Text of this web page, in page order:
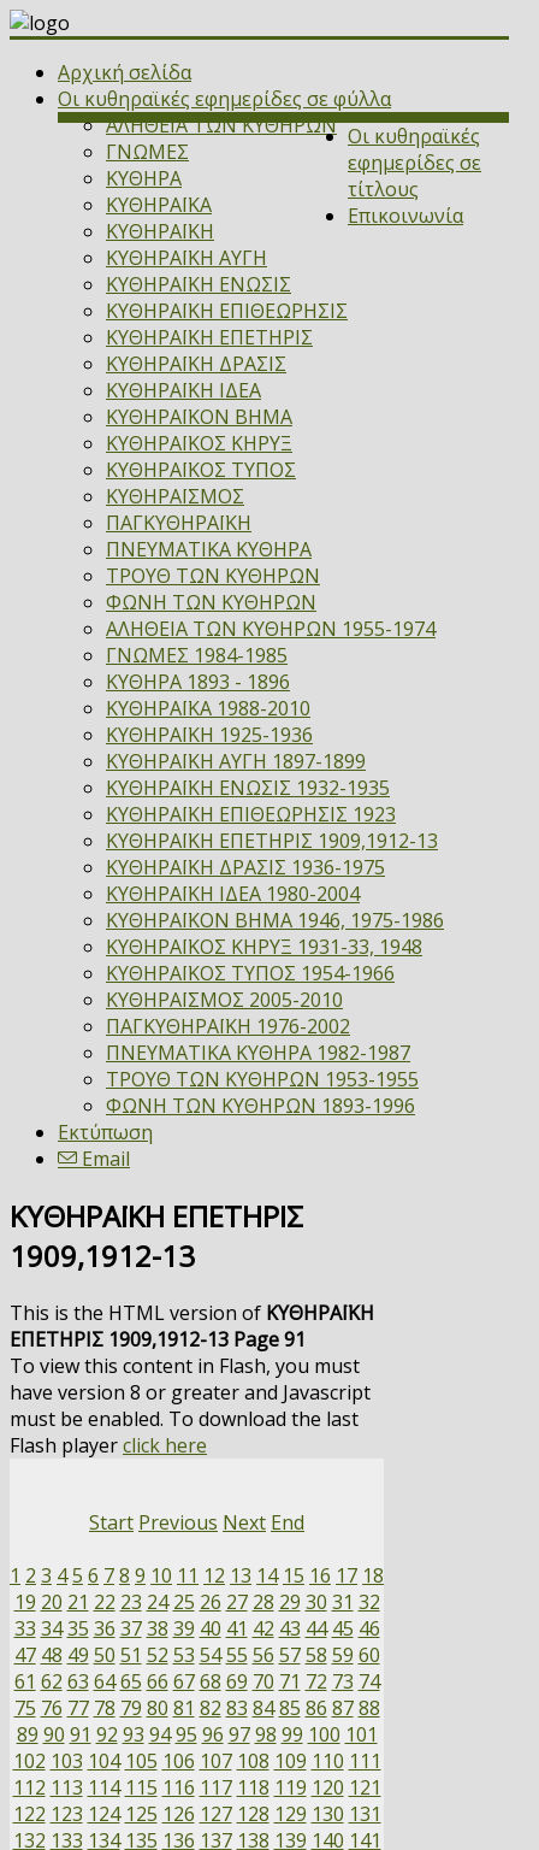
Αρχική σελίδα
Οι κυθηραϊκές εφημερίδες σε φύλλα
ΑΛΗΘΕΙΑ ΤΩΝ ΚΥΘΗΡΩΝ
ΓΝΩΜΕΣ
ΚΥΘΗΡΑ
ΚΥΘΗΡΑΪΚΑ
ΚΥΘΗΡΑΪΚΗ
ΚΥΘΗΡΑΪΚΗ ΑΥΓΗ
ΚΥΘΗΡΑΪΚΗ ΕΝΩΣΙΣ
ΚΥΘΗΡΑΪΚΗ ΕΠΙΘΕΩΡΗΣΙΣ
ΚΥΘΗΡΑΪΚΗ ΕΠΕΤΗΡΙΣ
ΚΥΘΗΡΑΪΚΗ ΔΡΑΣΙΣ
ΚΥΘΗΡΑΪΚΗ ΙΔΕΑ
ΚΥΘΗΡΑΪΚΟΝ ΒΗΜΑ
ΚΥΘΗΡΑΪΚΟΣ ΚΗΡΥΞ
ΚΥΘΗΡΑΪΚΟΣ ΤΥΠΟΣ
ΚΥΘΗΡΑΪΣΜΟΣ
ΠΑΓΚΥΘΗΡΑΪΚΗ
ΠΝΕΥΜΑΤΙΚΑ ΚΥΘΗΡΑ
ΤΡΟΥΘ ΤΩΝ ΚΥΘΗΡΩΝ
ΦΩΝΗ ΤΩΝ ΚΥΘΗΡΩΝ
Οι κυθηραϊκές
εφημερίδες σε
τίτλους
ΑΛΗΘΕΙΑ ΤΩΝ ΚΥΘΗΡΩΝ 1955-1974
ΓΝΩΜΕΣ 1984-1985
ΚΥΘΗΡΑ 1893 - 1896
ΚΥΘΗΡΑΪΚΑ 1988-2010
ΚΥΘΗΡΑΪΚΗ 1925-1936
ΚΥΘΗΡΑΪΚΗ ΑΥΓΗ 1897-1899
ΚΥΘΗΡΑΪΚΗ ΕΝΩΣΙΣ 1932-1935
ΚΥΘΗΡΑΪΚΗ ΕΠΙΘΕΩΡΗΣΙΣ 1923
ΚΥΘΗΡΑΪΚΗ ΕΠΕΤΗΡΙΣ 1909,1912-13
ΚΥΘΗΡΑΪΚΗ ΔΡΑΣΙΣ 1936-1975
ΚΥΘΗΡΑΪΚΗ ΙΔΕΑ 1980-2004
ΚΥΘΗΡΑΪΚΟΝ ΒΗΜΑ 1946, 1975-1986
ΚΥΘΗΡΑΪΚΟΣ ΚΗΡΥΞ 1931-33, 1948
ΚΥΘΗΡΑΪΚΟΣ ΤΥΠΟΣ 1954-1966
ΚΥΘΗΡΑΪΣΜΟΣ 2005-2010
ΠΑΓΚΥΘΗΡΑΪΚΗ 1976-2002
ΠΝΕΥΜΑΤΙΚΑ ΚΥΘΗΡΑ 1982-1987
ΤΡΟΥΘ ΤΩΝ ΚΥΘΗΡΩΝ 1953-1955
ΦΩΝΗ ΤΩΝ ΚΥΘΗΡΩΝ 1893-1996
Επικοινωνία
Εκτύπωση
Email
ΚΥΘΗΡΑΪΚΗ ΕΠΕΤΗΡΙΣ
1909,1912-13
This is the HTML version of ΚΥΘΗΡΑΪΚΗ
ΕΠΕΤΗΡΙΣ 1909,1912-13 Page 91
To view this content in Flash, you must
have version 8 or greater and Javascript
must be enabled. To download the last
Flash playerclick here
Start Previous Next End
1 2 3 45 6 78 9 10 11 12 13 14 15 16 17 18
19 20 21 22 23 24 25 26 27 28 29 30 31 32
33 34 35 36 37 38 39 40 41 42 43 44 45 46
47 48 49 50 51 52 53 54 55 56 57 58 59 60
61 62 63 64 65 66 67 68 69 70 71 72 73 74
75 76 77 78 79 80 81 82 83 84 85 86 87 88
89 90 91 92 93 94 95 96 97 98 99 100 101
102 103 104 105 106 107 108 109 110 111
112 113 114 115 116 117 118 119 120 121
122 123 124 125 126 127 128 129 130 131
132 133 134 135 136 137 138 139 140 141